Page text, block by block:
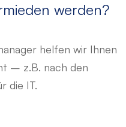
werden?
helfen wir Ihnen
– z.B. nach den
die IT.